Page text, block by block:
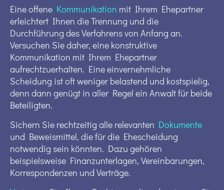
Eine offene Kommunikation mit Ihrem Ehepartner
erleichtert Ihnen die Trennung und die
Durchführung des Verfahrens von Anfang an.
Versuchen Sie daher, eine konstruktive
Kommunikation mit Ihrem Ehepartner
aufrechtzuerhalten. Eine einvernehmliche
Scheidung ist oft weniger belastend und kostspielig,
denn dann genügt in aller Regel ein Anwalt für beide
Beteiligten.
Sichern Sie rechtzeitig alle relevanten Dokumente
und Beweismittel, die für die Ehescheidung
notwendig sein könnten. Dazu gehören
beispielsweise Finanzunterlagen, Vereinbarungen,
Korrespondenzen und Verträge.